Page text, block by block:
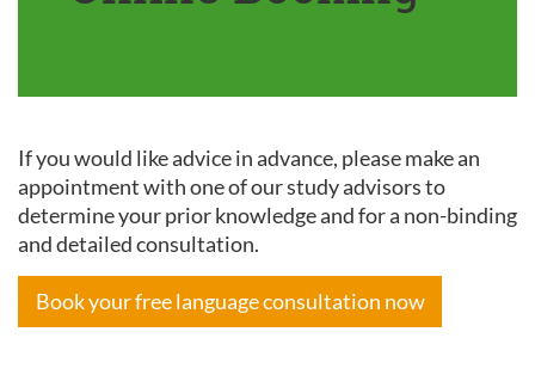
If you would like advice in advance, please make an
appointment with one of our study advisors to
determine your prior knowledge and for a non-binding
and detailed consultation.
Book your free language consultation now